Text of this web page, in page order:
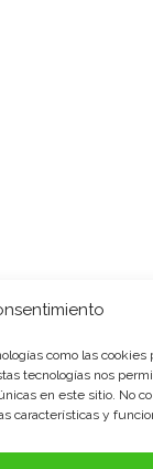
como las cookies
tecnologías nos
en este sitio. No
características y